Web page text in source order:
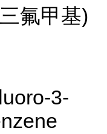
氟甲基)
3-